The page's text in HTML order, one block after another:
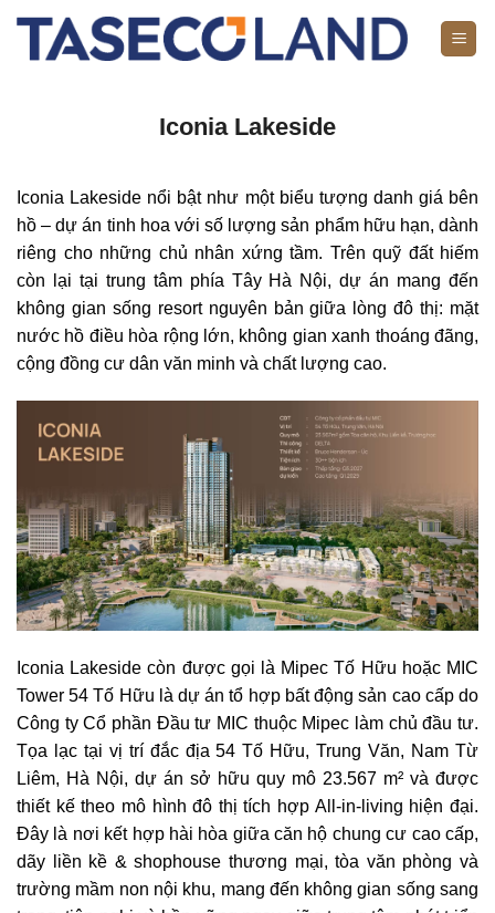
Bỏ
Iconia Lakeside
Iconia Lakeside nổi bật như một biểu tượng danh giá bên
hồ – dự án tinh hoa với số lượng sản phẩm hữu hạn, dành
riêng cho những chủ nhân xứng tầm. Trên quỹ đất hiếm
còn lại tại trung tâm phía Tây Hà Nội, dự án mang đến
không gian sống resort nguyên bản giữa lòng đô thị: mặt
nước hồ điều hòa rộng lớn, không gian xanh thoáng đãng,
cộng đồng cư dân văn minh và chất lượng cao.
Iconia Lakeside còn được gọi là Mipec Tố Hữu hoặc MIC
Tower 54 Tố Hữu là dự án tổ hợp bất động sản cao cấp do
Công ty Cổ phần Đầu tư MIC thuộc Mipec làm chủ đầu tư.
Tọa lạc tại vị trí đắc địa 54 Tố Hữu, Trung Văn, Nam Từ
Liêm, Hà Nội, dự án sở hữu quy mô 23.567 m² và được
thiết kế theo mô hình đô thị tích hợp All-in-living hiện đại.
Đây là nơi kết hợp hài hòa giữa căn hộ chung cư cao cấp,
dãy liền kề & shophouse thương mại, tòa văn phòng và
trường mầm non nội khu, mang đến không gian sống sang